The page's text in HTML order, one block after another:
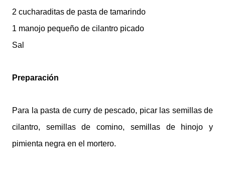
2 cucharaditas de pasta de tamarindo
1 manojo pequeño de cilantro picado
Sal
Preparación
Para la pasta de curry de pescado, picar las semillas de
cilantro, semillas de comino, semillas de hinojo y
pimienta negra en el mortero.